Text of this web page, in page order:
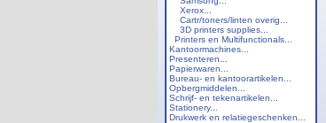
Xerox...
Cartr/toners/linten overig...
3D printers supplies...
Printers en Multifunctionals...
Kantoormachines...
Presenteren...
Papierwaren...
Bureau- en kantoorartikelen...
Opbergmiddelen...
Schrijf- en tekenartikelen...
Stationery...
Drukwerk en relatiegeschenken...